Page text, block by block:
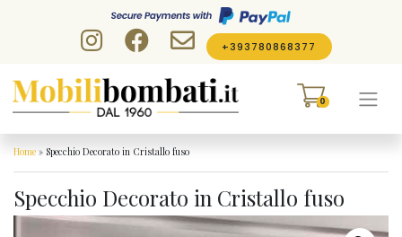
+393780868377
0
Home » Specchio Decorato in Cristallo fuso
Specchio Decorato in Cristallo fuso